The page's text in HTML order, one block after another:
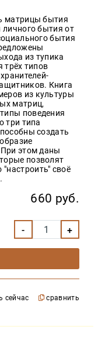
матрицы бытия
бытия от
бытия
из тупика
трёх типов
Книга
из культуры
матриц,
поведения
три типа
создать
этом даны
позволят
своё
660 руб.
сейчас сравнить